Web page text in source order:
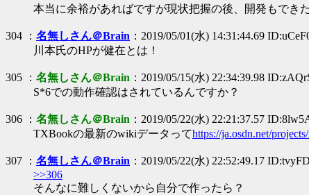
本当に余裕があればですが現状把握の後、開発もでき
304 ： 名無しさん＠Brain ：2019/05/01(水) 14:31:44.69
川本氏のHPが健在とは！
305 ： 名無しさん＠Brain ：2019/05/15(水) 22:34:39.98
S*6での動作確認はされているんですか？
306 ： 名無しさん＠Brain ：2019/05/22(水) 22:21:37.57
TXBookの最新のwikiデータってhttps://ja.osdn.net/
307 ： 名無しさん＠Brain ：2019/05/22(水) 22:52:49.17
>>306
そんなに難しくないから自分で作ったら？